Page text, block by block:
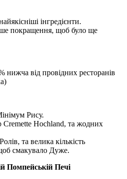
інгредієнти.
покращення, щоб було ще
нижча від провідних ресторанів
Рису.
Hochland, та жодних
та велика кількість
смакувало Дуже.
Помпейській Печі